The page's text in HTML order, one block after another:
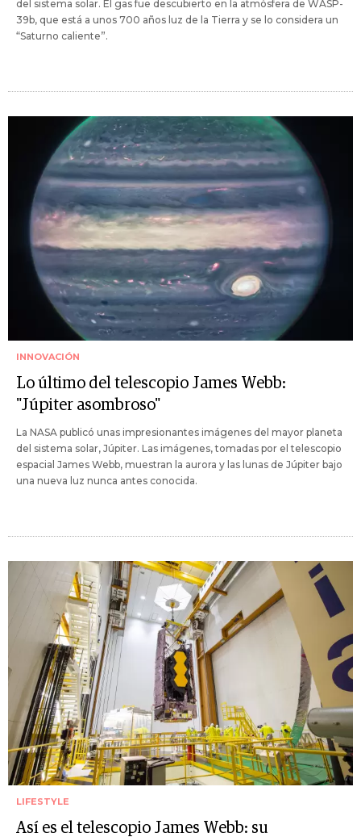
del sistema solar. El gas fue descubierto en la atmósfera de WASP-
39b, que está a unos 700 años luz de la Tierra y se lo considera un
“Saturno caliente”.
INNOVACIÓN
Lo último del telescopio James Webb:
"Júpiter asombroso"
La NASA publicó unas impresionantes imágenes del mayor planeta
del sistema solar, Júpiter. Las imágenes, tomadas por el telescopio
espacial James Webb, muestran la aurora y las lunas de Júpiter bajo
una nueva luz nunca antes conocida.
LIFESTYLE
Así es el telescopio James Webb: su